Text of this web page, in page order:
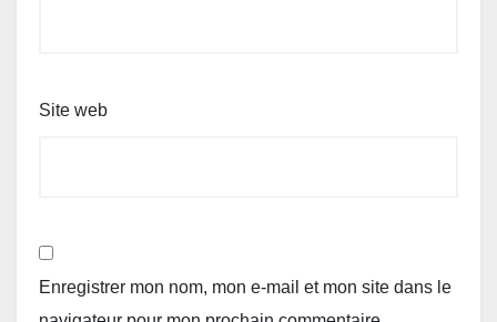
Site web
Enregistrer mon nom, mon e-mail et mon site dans le